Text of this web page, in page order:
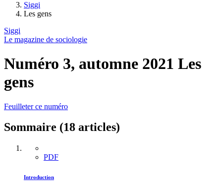
Siggi
Les gens
Siggi
Le magazine de sociologie
Numéro 3, automne 2021 Les
gens
Feuilleter ce numéro
Sommaire (18 articles)
PDF
Introduction